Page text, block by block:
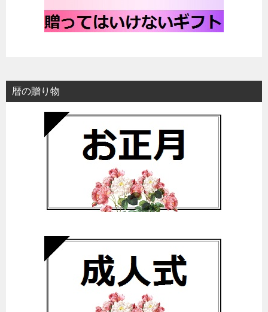
暦の贈り物